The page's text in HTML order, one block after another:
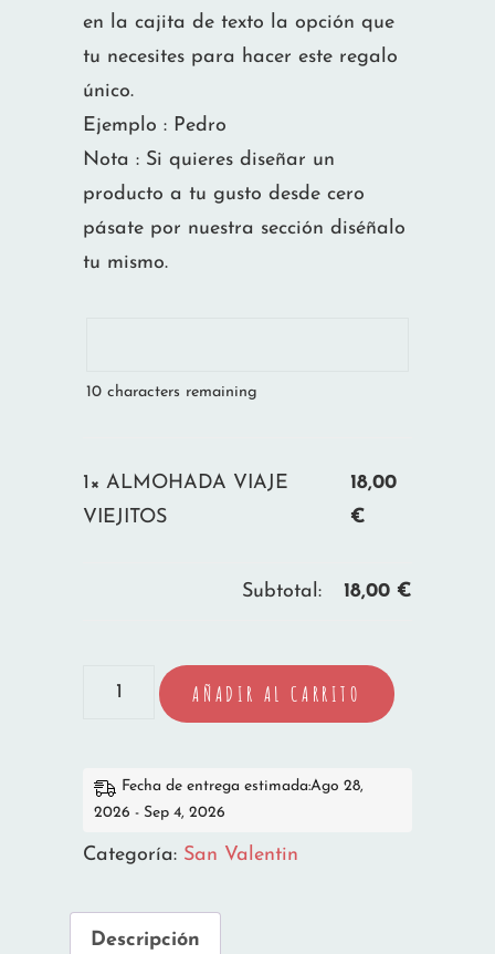
en la cajita de texto la opción que
tu necesites para hacer este regalo
único.
Ejemplo : Pedro
Nota : Si quieres diseñar un
producto a tu gusto desde cero
pásate por nuestra sección diséñalo
tu mismo.
10 characters remaining
1× ALMOHADA VIAJE
VIEJITOS
18,00
€
Subtotal: 18,00 €
ALMOHADA
cantidad
AÑADIR AL CARRITO
Fecha de entrega estimada:Ago 28,
2026 - Sep 4, 2026
Categoría: San Valentin
Descripción